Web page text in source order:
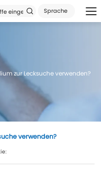
Sprache
zur Lecksuche verwenden?
verwenden?